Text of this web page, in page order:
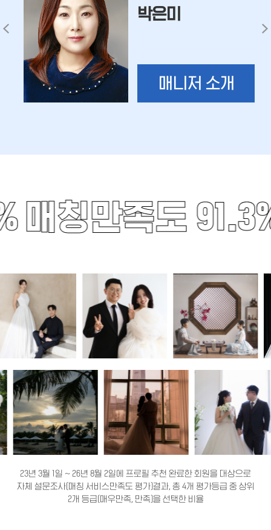
박은미
매니저 소개
매칭만족도
23년 3월 1일 ~ 26년 8월 2일에 프로필 추천 완료한 회원을 대상으로
자체 설문조사(매칭 서비스만족도 평가)결과, 총 4개 평가등급 중 상위
2개 등급(매우만족, 만족)을 선택한 비율